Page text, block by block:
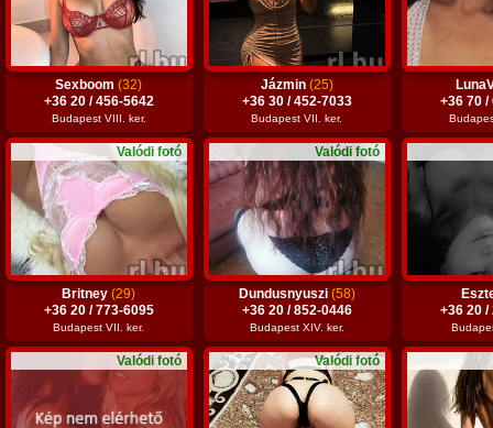
Sexboom(32)
+36 20 / 456-5642
Budapest VIII. ker.
Jázmin (25)
+36 30 / 452-7033
Budapest VII. ker.
+36 70 /
Valódi fotó
Britney(29)
+36 20 / 773-6095
Budapest VII. ker.
Valódi fotó
Dundusnyuszi (58)
+36 20 / 852-0446
Budapest XIV. ker.
+36 20 /
Valódi fotó Valódi fotó